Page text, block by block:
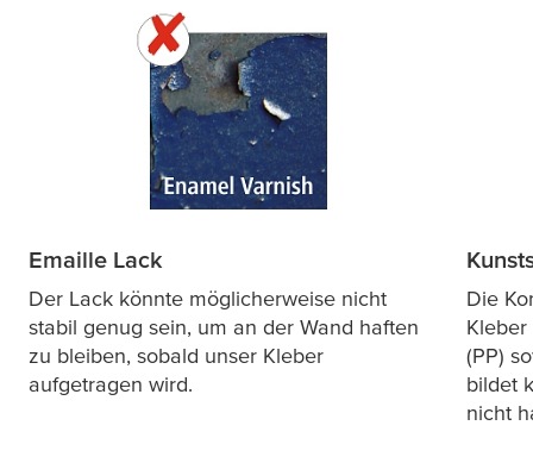
Emaille Lack
Der Lack könnte möglicherweise nicht
stabil genug sein, um an der Wand haften
zu bleiben, sobald unser Kleber
aufgetragen wird.
Die
Kleber
(PP)
bildet
nicht